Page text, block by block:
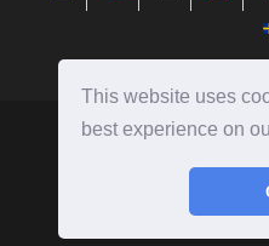
This website uses
best experience on
¡Noticias del mundo
computadoras,